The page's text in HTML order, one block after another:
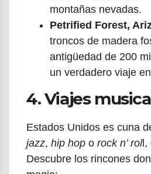
montañas nevadas.
Petrified Forest,
troncos de madera
antigüedad de 200
un verdadero viaje
4. Viajes
Estados Unidos es cuna
jazz, hip hop o rock n’ roll,
Descubre los rincones